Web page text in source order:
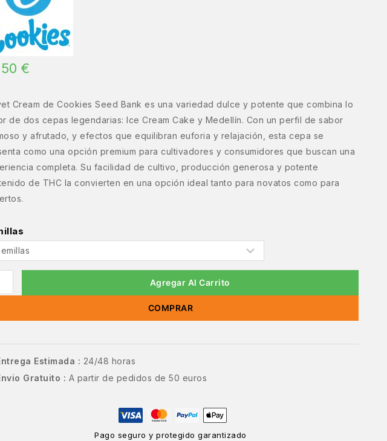
€
Cream de Cookies Seed Bank es una variedad dulce y potente que combina lo
de dos cepas legendarias: Ice Cream Cake y Medellín. Con un perfil de sabor
y afrutado, y efectos que equilibran euforia y relajación, esta cepa se
como una opción premium para cultivadores y consumidores que buscan una
completa. Su facilidad de cultivo, producción generosa y potente
de THC la convierten en una opción ideal tanto para novatos como para
Agregar Al Carrito
COMPRAR
Estimada : 24/48 horas
Gratuito : A partir de pedidos de 50 euros
Pago seguro y protegido garantizado